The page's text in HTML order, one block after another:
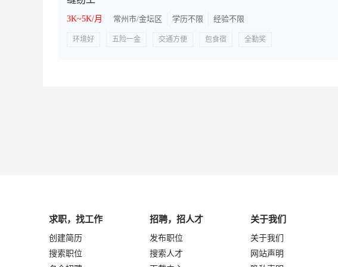
3K~5K/月
常州市/金坛区 学历不限 经验不限
环境好 五险一金 交通方便 包食宿 全勤奖
求职，找工作
创建简历
搜索职位
招聘，招人才
发布职位
搜索人才
关于我们
关于我们
网站声明